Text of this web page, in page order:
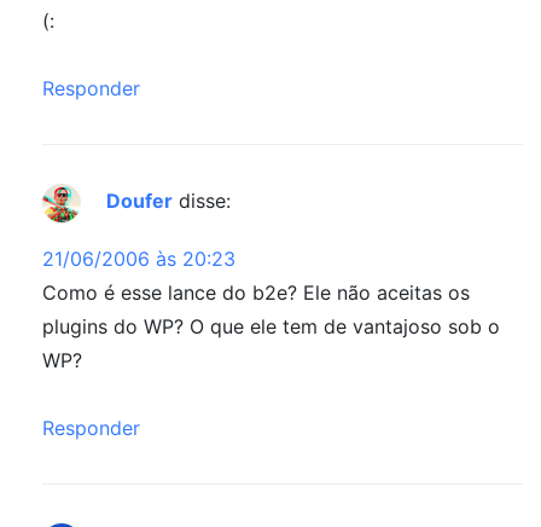
(:
Responder
Doufer disse:
21/06/2006 às 20:23
Como é esse lance do b2e? Ele não aceitas os
plugins do WP? O que ele tem de vantajoso sob o
WP?
Responder